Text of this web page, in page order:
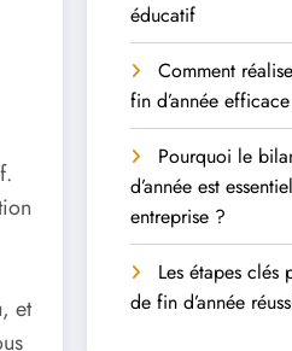
et
éducatif
Comment
fin d’année
Pourquoi le
d’année est
entreprise ?
Les étapes clés
de fin d’année